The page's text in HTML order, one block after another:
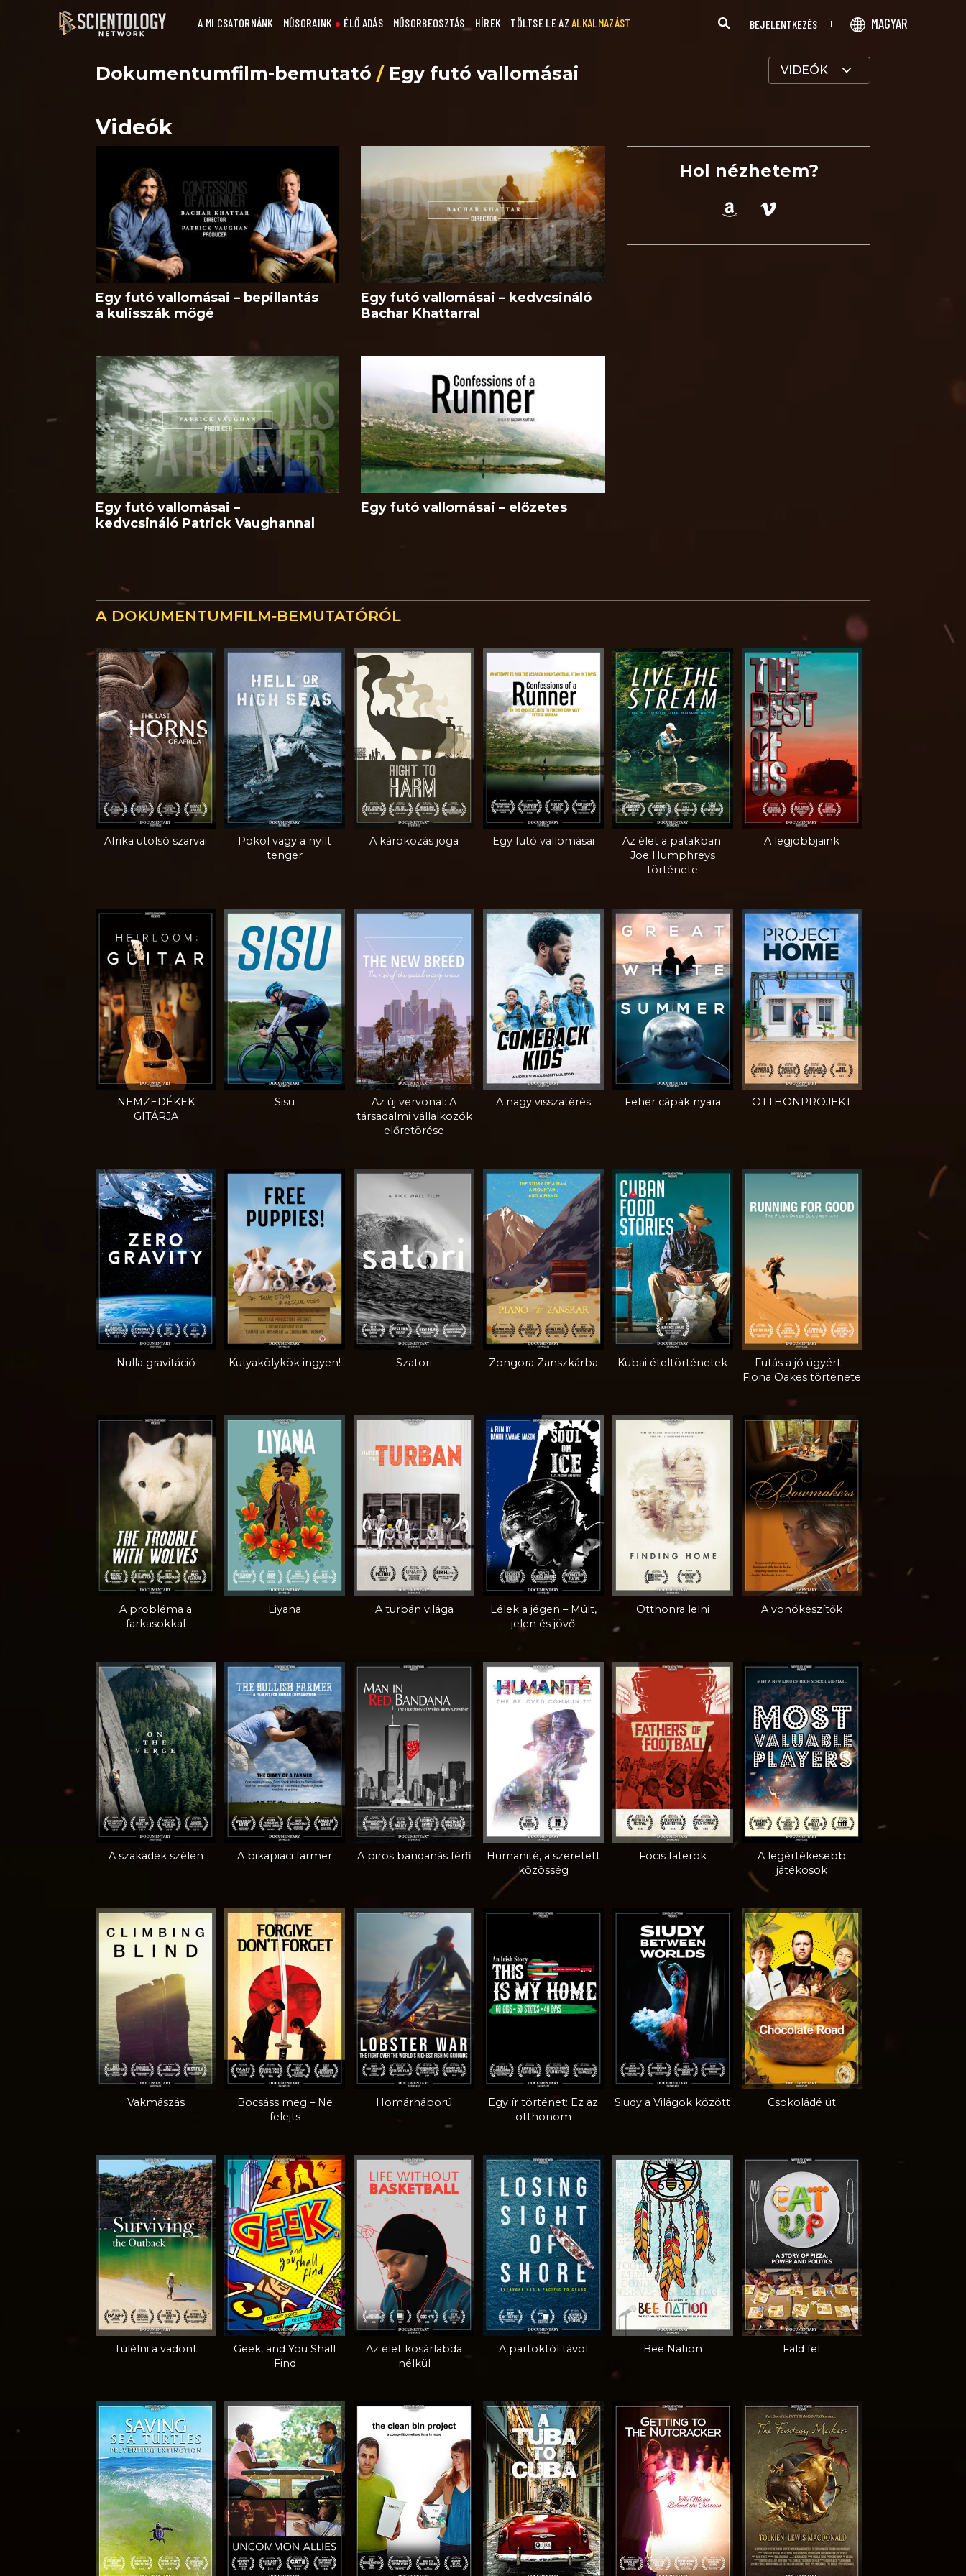
A MI CSATORNÁNK MŰSORAINK ÉLŐ ADÁS MŰSORBEOSZTÁS HÍREK TÖLTSE LE AZALKALMAZÁST BEJELENTKEZÉS MAGYAR
Dokumentumfilm-bemutató / Egy futó vallomásai VIDEÓK
Videók
Egy futó vallomásai – bepillantás
a kulisszák mögé
Egy futó vallomásai – kedvcsináló
Bachar Khattarral
Egy futó vallomásai –
kedvcsináló Patrick Vaughannal
Egy futó vallomásai – előzetes
Hol nézhetem?
A DOKUMENTUMFILM‑BEMUTATÓRÓL
Afrika utolsó szarvai
Pokol vagy a nyílt
tenger
A károkozás joga Egy futó vallomásai
Az élet a patakban:
Joe Humphreys
története
A legjobbjaink
NEMZEDÉKEK
GITÁRJA
Sisu
Az új vérvonal: A
társadalmi vállalkozók
előretörése
A nagy visszatérés Fehér cápák nyara OTTHONPROJEKT
Nulla gravitáció Kutyakölykök ingyen! Szatori Zongora Zanszkárba Kubai ételtörténetek
Futás a jó ügyért –
Fiona Oakes története
A probléma a
farkasokkal
Liyana A turbán világa
Lélek a jégen – Múlt,
jelen és jövő
Otthonra lelni A vonókészítők
A szakadék szélén A bikapiaci farmer A piros bandanás férfi
Humanité, a szeretett
közösség
Focis faterok
A legértékesebb
játékosok
Vakmászás
Bocsáss meg – Ne
felejts
Homárháború
Egy ír történet: Ez az
otthonom
Siudy a Világok között Csokoládé út
Túlélni a vadont
Geek, and You Shall
Find
Az élet kosárlabda
nélkül
A partoktól távol Bee Nation Fald fel